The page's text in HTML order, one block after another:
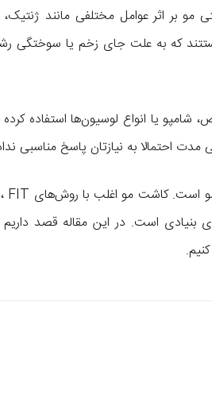
بر اثر عوامل مختلفی مانند
که به علت جای زخم یا سوختگی
یا انواع لوسیون‌ها استفاده کرده
احتمالا به نیازتان پاسخ مناسبی
است. در این مقاله قصد